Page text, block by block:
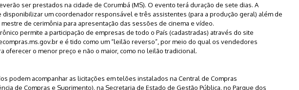
ser prestados na cidade de Corumbá (MS). O evento terá duração de sete dias. A
disponibilizar um coordenador responsável e três assistentes (para a produção geral) além de
de cerimônia para apresentação das sessões de cinema e vídeo.
permite a participação de empresas de todo o País (cadastradas) através do site
e é tido como um “leilão reverso”, por meio do qual os vendedores
oferecer o menor preço e não o maior, como no leilão tradicional.
podem acompanhar as licitações em telões instalados na Central de Compras
de Compras e Suprimento), na Secretaria de Estado de Gestão Pública, no Parque dos